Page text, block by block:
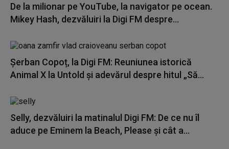
De la milionar pe YouTube, la navigator pe ocean.
Mikey Hash, dezvăluiri la Digi FM despre...
Șerban Copoț, la Digi FM: Reuniunea istorică
Animal X la Untold și adevărul despre hitul „Să...
Selly, dezvăluiri la matinalul Digi FM: De ce nu îl
aduce pe Eminem la Beach, Please și cât a...